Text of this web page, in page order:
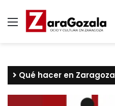
Menú
Qué hacer en Zaragoza